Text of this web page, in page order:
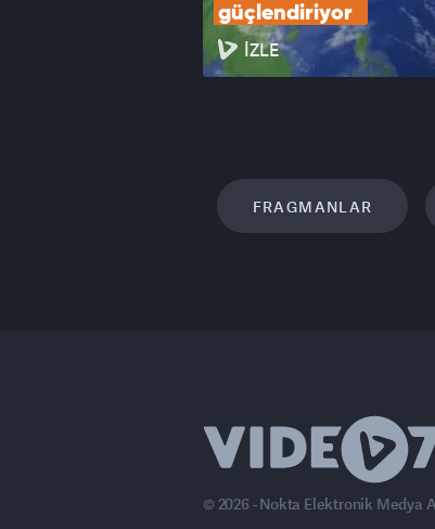
güçlendiriyor
İZLE
FRAGMANLAR
© 2026 - Nokta Elektronik Medya